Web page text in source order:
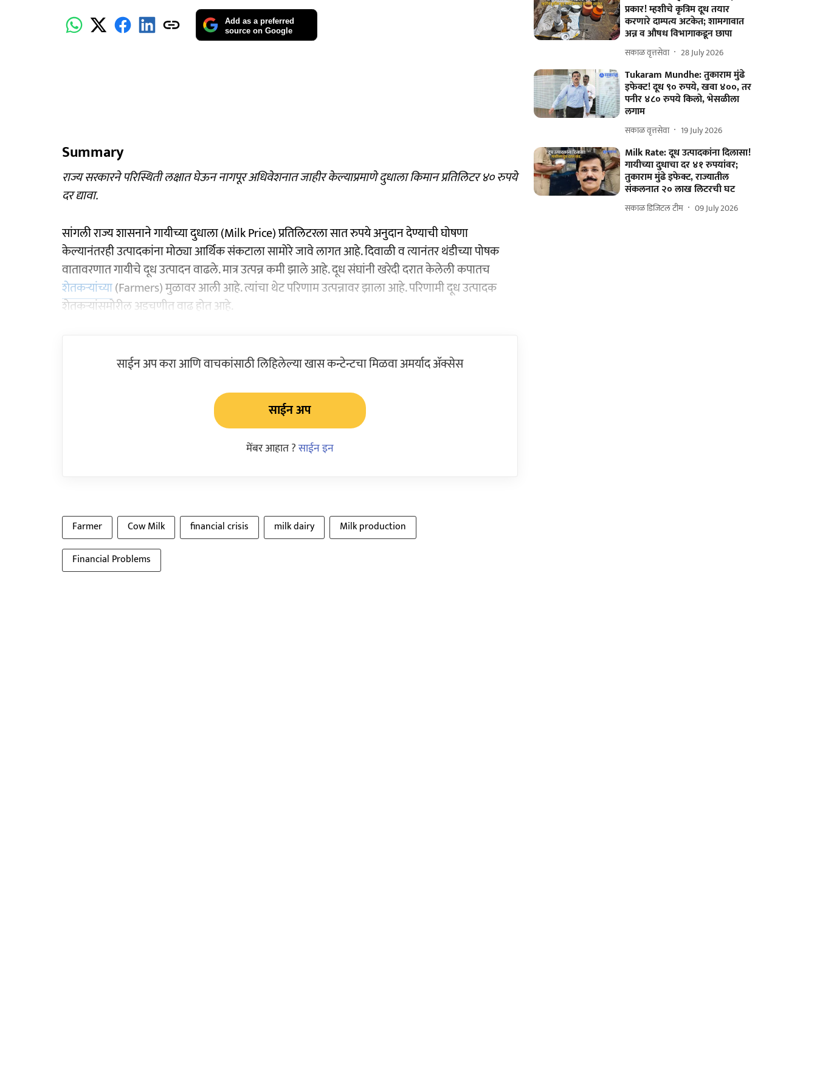
Add as a preferred
source on Google
Summary
राज्य सरकारने परिस्थिती लक्षात घेऊन नागपूर अधिवेशनात जाहीर केल्याप्रमाणे दुधाला किमान प्रतिलिटर ४० रुपये
दर द्यावा.
सांगली राज्य शासनाने गायीच्या दुधाला (Milk Price) प्रतिलिटरला सात रुपये अनुदान देण्याची घोषणा
केल्यानंतरही उत्पादकांना मोठ्या आर्थिक संकटाला सामोरे जावे लागत आहे. दिवाळी व त्यानंतर थंडीच्या पोषक
वातावरणात गायीचे दूध उत्पादन वाढले. मात्र उत्पन्न कमी झाले आहे. दूध संघांनी खरेदी दरात केलेली कपातच
शेतकऱ्यांच्या(Farmers) मुळावर आली आहे. त्यांचा थेट परिणाम उत्पन्नावर झाला आहे. परिणामी दूध उत्पादक
शेतकऱ्यांसमोरील अडचणीत वाढ होत आहे.
साईन अप करा आणि वाचकांसाठी लिहिलेल्या खास कन्टेन्टचा मिळवा अमर्याद ॲक्सेस
साईन अप
मेंबर आहात ?साईन इन
Farmer Cow Milk financial crisis milk dairy
Milk production
Financial Problems
प्रकार! म्हशीचे कृत्रिम दूध तयार
करणारे दाम्पत्य अटकेत; शामगावात
अन्न व औषध विभागाकडून छापा
सकाळ वृत्तसेवा 28 July 2026
Tukaram Mundhe: तुकाराम मुंढे
इफेक्ट! दूध ९० रुपये, खवा ४००, तर
पनीर ४८० रुपये किलो, भेसळीला
लगाम
सकाळ वृत्तसेवा 19 July 2026
Milk Rate: दूध उत्पादकांना दिलासा!
गायीच्या दुधाचा दर ४१ रुपयांवर;
तुकाराम मुंढे इफेक्ट, राज्यातील
संकलनात २० लाख लिटरची घट
सकाळ डिजिटल टीम 09 July 2026